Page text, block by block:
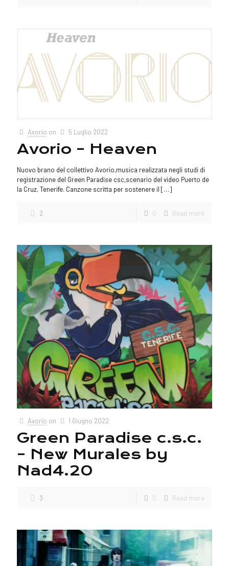
Avorio on 5 Luglio 2022
Avorio – Heaven
Nuovo brano del collettivo Avorio,musica realizzata negli studi di
registrazione del Green Paradise csc,scenario del video Puerto de
la Cruz, Tenerife. Canzone scritta per sostenere il […]
2 0 Read more
Avorio on 1 Giugno 2022
Green Paradise c.s.c.
– New Murales by
Nad4.20
3 0 Read more